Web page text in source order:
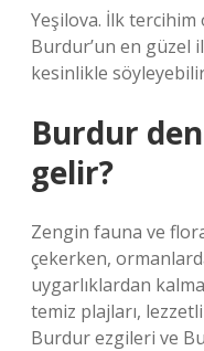
Yeşilova. İlk tercihim
Burdur’un en güzel
kesinlikle
Burdur
gelir?
Zengin fauna ve
çekerken,
uygarlıklardan kalma
temiz plajları, lezzetli
Burdur ezgileri ve